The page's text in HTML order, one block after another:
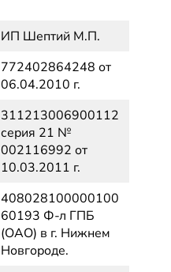
ИП Шептий М.П.
772402864248 от
06.04.2010 г.
311213006900112
серия 21 №
002116992 от
10.03.2011 г.
408028100000100
60193 Ф-л ГПБ
(ОАО) в г. Нижнем
Новгороде.